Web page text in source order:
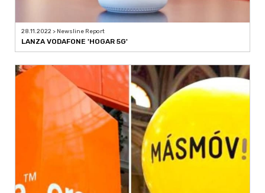
28.11.2022 > Newsline Report
LANZA VODAFONE 'HOGAR 5G'